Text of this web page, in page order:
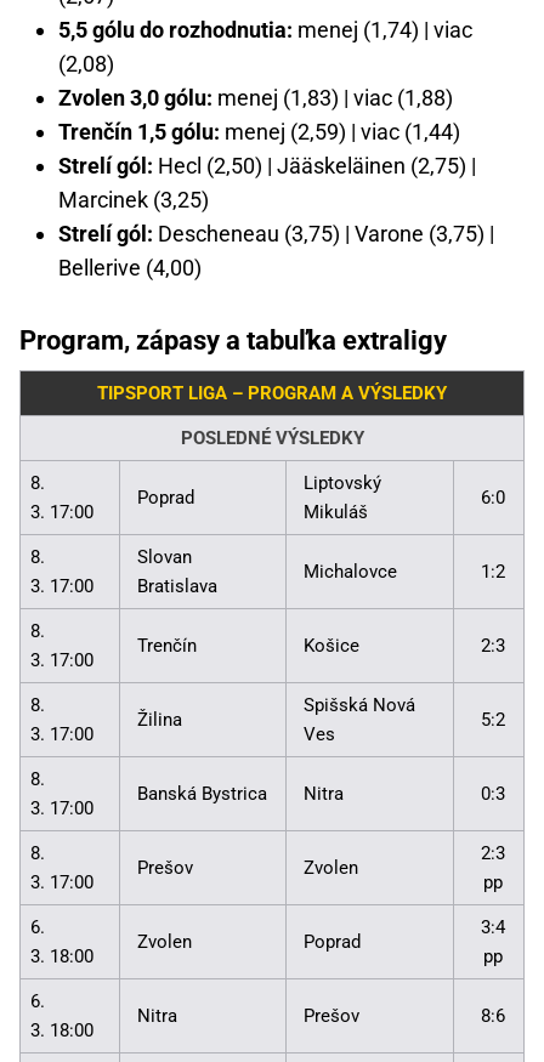
5,5 gólu do rozhodnutia: menej (1,74) | viac
(2,08)
Zvolen 3,0 gólu: menej (1,83) | viac (1,88)
Trenčín 1,5 gólu: menej (2,59) | viac (1,44)
Strelí gól: Hecl (2,50) | Jääskeläinen (2,75) |
Marcinek (3,25)
Strelí gól: Descheneau (3,75) | Varone (3,75) |
Bellerive (4,00)
Program, zápasy a tabuľka extraligy
TIPSPORT LIGA – PROGRAM A VÝSLEDKY
POSLEDNÉ VÝSLEDKY
8.
3. 17:00
Poprad
Liptovský
Mikuláš
6:0
8.
3. 17:00
Slovan
Bratislava
Michalovce 1:2
8.
3. 17:00
Trenčín Košice 2:3
8.
3. 17:00
Žilina
Spišská Nová
Ves
5:2
8.
3. 17:00
Banská Bystrica Nitra 0:3
8.
3. 17:00
Prešov Zvolen
2:3
pp
6.
3. 18:00
Zvolen Poprad
3:4
pp
6.
3. 18:00
Nitra Prešov 8:6